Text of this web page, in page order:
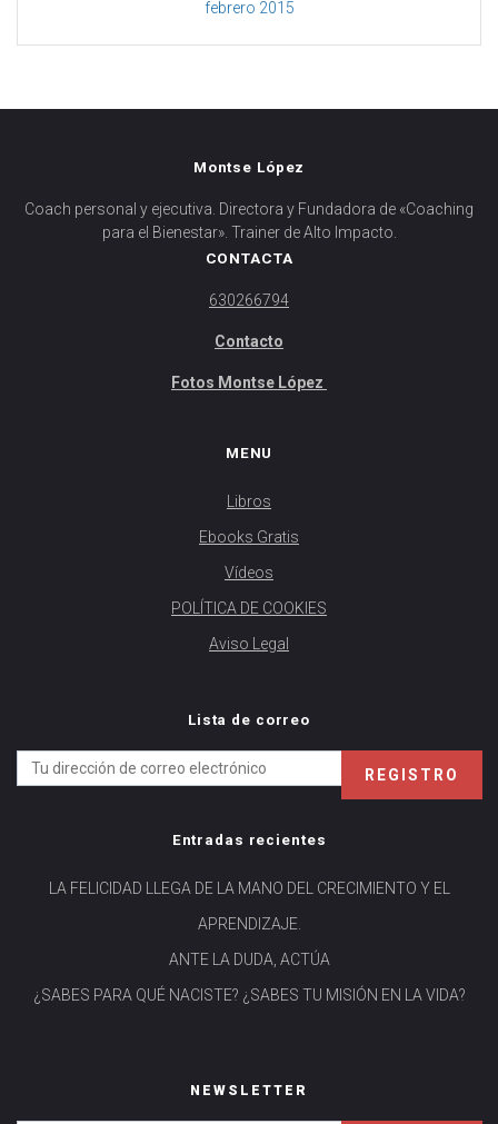
febrero 2015
Montse López
Coach personal y ejecutiva. Directora y Fundadora de «Coaching
para el Bienestar». Trainer de Alto Impacto.
CONTACTA
630266794
Contacto
Fotos Montse López
MENU
Libros
Ebooks Gratis
Vídeos
POLÍTICA DE COOKIES
Aviso Legal
Lista de correo
Entradas recientes
LA FELICIDAD LLEGA DE LA MANO DEL CRECIMIENTO Y EL
APRENDIZAJE.
ANTE LA DUDA, ACTÚA
¿SABES PARA QUÉ NACISTE? ¿SABES TU MISIÓN EN LA VIDA?
NEWSLETTER